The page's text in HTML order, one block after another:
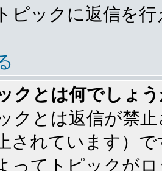
ピックに返信を
クとは何でしょ
クとは返信が禁
されています）
ってトピックが